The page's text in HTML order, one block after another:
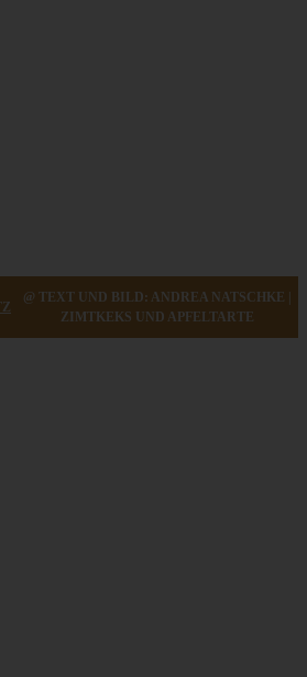
@ TEXT UND BILD: ANDREA NATSCHKE |
ZIMTKEKS UND APFELTARTE